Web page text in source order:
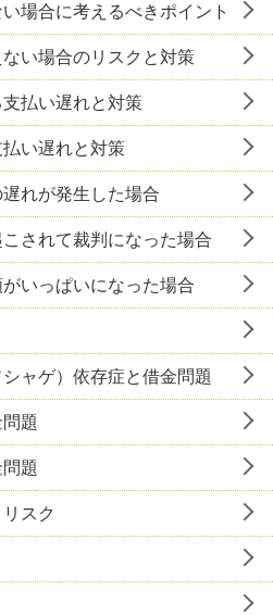
場合に考えるべきポイント
い場合のリスクと対策
払い遅れと対策
い遅れと対策
れが発生した場合
されて裁判になった場合
いっぱいになった場合
ャゲ）依存症と借金問題
題
題
スク